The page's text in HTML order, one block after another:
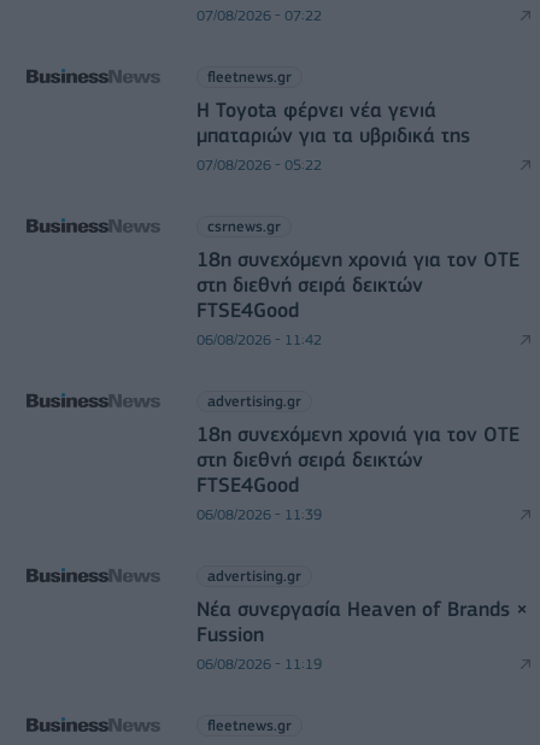
07/08/2026 - 07:22
fleetnews.gr
Η Toyota φέρνει νέα γενιά
μπαταριών για τα υβριδικά της
07/08/2026 - 05:22
csrnews.gr
18η συνεχόμενη χρονιά για τον ΟΤΕ
στη διεθνή σειρά δεικτών
FTSE4Good
06/08/2026 - 11:42
advertising.gr
18η συνεχόμενη χρονιά για τον ΟΤΕ
στη διεθνή σειρά δεικτών
FTSE4Good
06/08/2026 - 11:39
advertising.gr
Νέα συνεργασία Heaven of Brands ×
Fussion
06/08/2026 - 11:19
fleetnews.gr